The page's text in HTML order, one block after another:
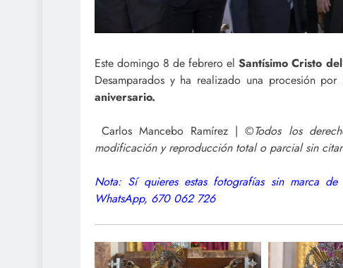
Este domingo 8 de febrero elSantísimo Cristo
Desamparados y ha realizado una procesión
aniversario.
Carlos Mancebo Ramírez | ©Todos los
modificación y reproducción total o parcial sin
Nota: Sí quieres estas fotografías sin marca
WhatsApp, 670 062 726